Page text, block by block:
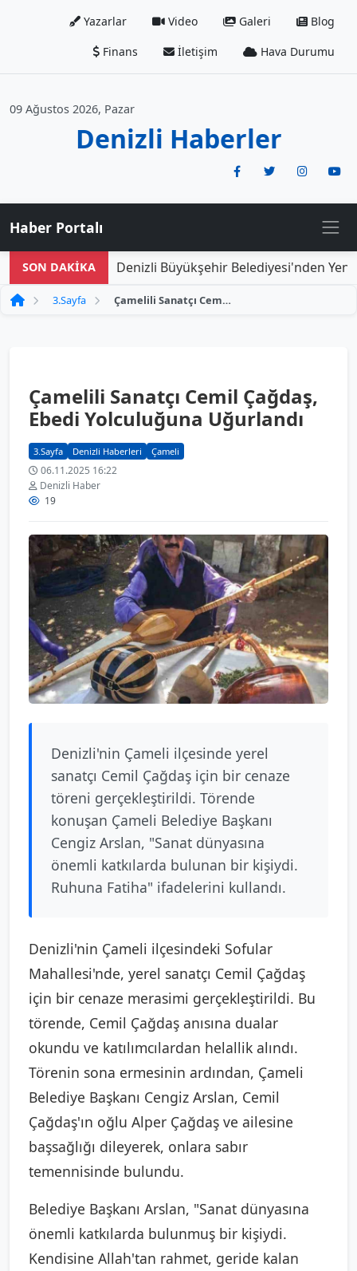
Yazarlar Video Galeri
Blog
Finans
İletişim Hava Durumu
09 Ağustos 2026, Pazar
Denizli Haberler
Haber Portalı
SON DAKİKA Denizli Büyükşehir Belediyesi'nden Yeni
3.Sayfa Çamelili Sanatçı Cemil Çağdaş, Ebedi Yolculuğuna Uğurlandı
Çamelili Sanatçı Cemil Çağdaş,
Ebedi Yolculuğuna Uğurlandı
3.Sayfa Denizli Haberleri Çameli
06.11.2025 16:22
Denizli Haber
19
Denizli'nin Çameli ilçesinde yerel
sanatçı Cemil Çağdaş için bir cenaze
töreni gerçekleştirildi. Törende
konuşan Çameli Belediye Başkanı
Cengiz Arslan, "Sanat dünyasına
önemli katkılarda bulunan bir kişiydi.
Ruhuna Fatiha" ifadelerini kullandı.
Denizli'nin Çameli ilçesindeki Sofular
Mahallesi'nde, yerel sanatçı Cemil Çağdaş
için bir cenaze merasimi gerçekleştirildi. Bu
törende, Cemil Çağdaş anısına dualar
okundu ve katılımcılardan helallik alındı.
Törenin sona ermesinin ardından, Çameli
Belediye Başkanı Cengiz Arslan, Cemil
Çağdaş'ın oğlu Alper Çağdaş ve ailesine
başsağlığı dileyerek, onlara sabır
temennisinde bulundu.
Belediye Başkanı Arslan, "Sanat dünyasına
önemli katkılarda bulunmuş bir kişiydi.
Kendisine Allah'tan rahmet, geride kalan